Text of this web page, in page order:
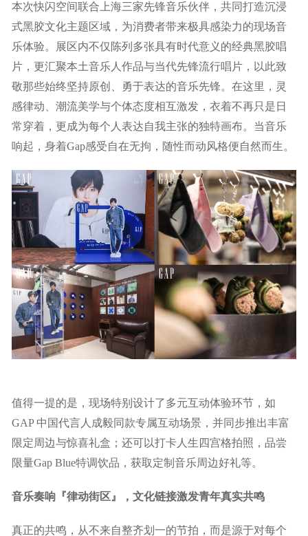
本次快闪空间联合上海三家先锋音乐伙伴，共同打造沉浸
式黑胶文化主题区域，为消费者带来极具感染力的现场音
乐体验。展区内不仅陈列多张具有时代意义的经典黑胶唱
片，更汇聚本土音乐人作品与当代先锋流行唱片，以此致
敬那些始终坚持原创、勇于表达的音乐先锋。在这里，灵
感律动、潮流美学与个体态度相互激发，衣着不再只是日
常穿着，更成为每个人表达自我主张的独特画布。当音乐
响起，身着Gap感受自在无拘，随性而动风格便自然而生。
值得一提的是，现场特别设计了多元互动体验环节，如
GAP 中国代言人成毅同款专属互动场景，并同步推出丰富
限定周边与惊喜礼盒；还可以打卡人生四宫格拍照，品尝
限量Gap Blue特调饮品，获取定制音乐周边好礼等。
音乐奏响『律动街区』，文化链接激发青年真实共鸣
真正的共鸣，从不来自整齐划一的节拍，而是源于对每个